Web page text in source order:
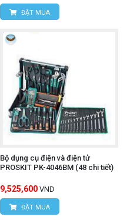
ĐẶT MUA
Bộ dụng cụ điện và điện tử
PROSKIT PK-4046BM (48 chi tiết)
9,525,600 VND
ĐẶT MUA